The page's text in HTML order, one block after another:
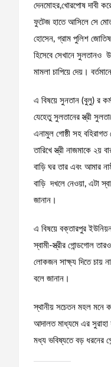
দেনমোহর,খোরপোষ দাবী
ফুটেজ হাতে আসিলে সে
হোসেন, গ্রাম পুলিশ
হিসেবে সেখানে সুলতানও
মামলা চাপিয়ে দেয়।
এ বিষয়ে সুনতান (বুলু) র
যেহেতু সুলতানের স্ত্রী
এনামুল গোষ্ঠী সহ
তারিখে স্ত্রী নাজমাকে ২য়
বাড়ি ঘর তার এবং আমার
বাড়ি দখলে নেওয়া, এটা
জানান।
এ বিষয়ে বক্তারপুর
স্বামী-স্ত্রীর গোন্ডগোল
লোকজন সাক্ষ্য দিতে চায়
বলে জানান।
স্থানীয় সচেতন মহল মনে
আদালত মাধ্যমে এর সুরাহা
মধ্য ভবিষ্যতে বড় ধরনের